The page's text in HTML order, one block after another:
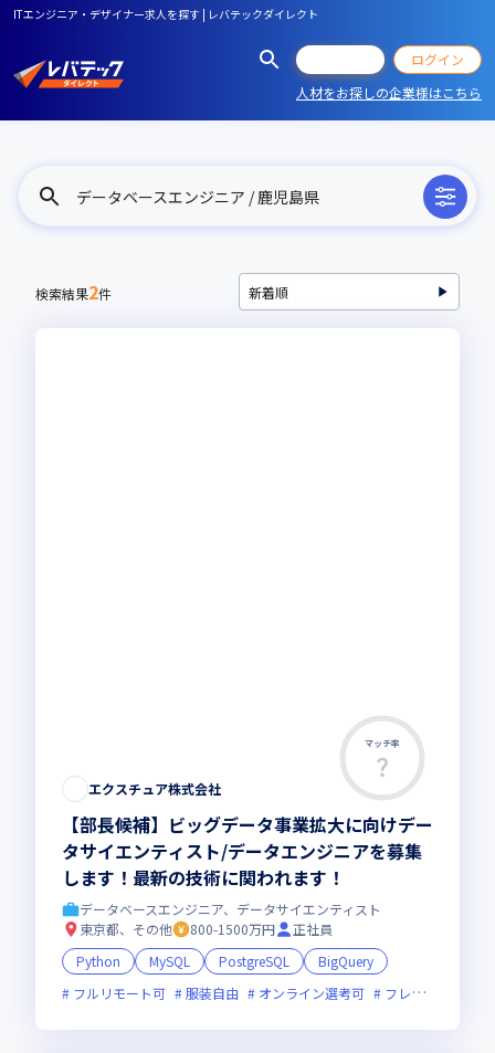
ITエンジニア・デザイナー求人を探す | レバテックダイレクト
ログイン
人材をお探しの企業様はこちら
データベースエンジニア / 鹿児島県
検索結果2件
マッチ率
エクスチュア株式会社
【部長候補】ビッグデータ事業拡大に向けデー
タサイエンティスト/データエンジニアを募集
します！最新の技術に関われます！
データベースエンジニア、データサイエンティスト
東京都、その他
800-1500万円
正社員
Python
MySQL PostgreSQL
BigQuery
フルリモート可
服装自由 オンライン選考可 フレックス制度あり